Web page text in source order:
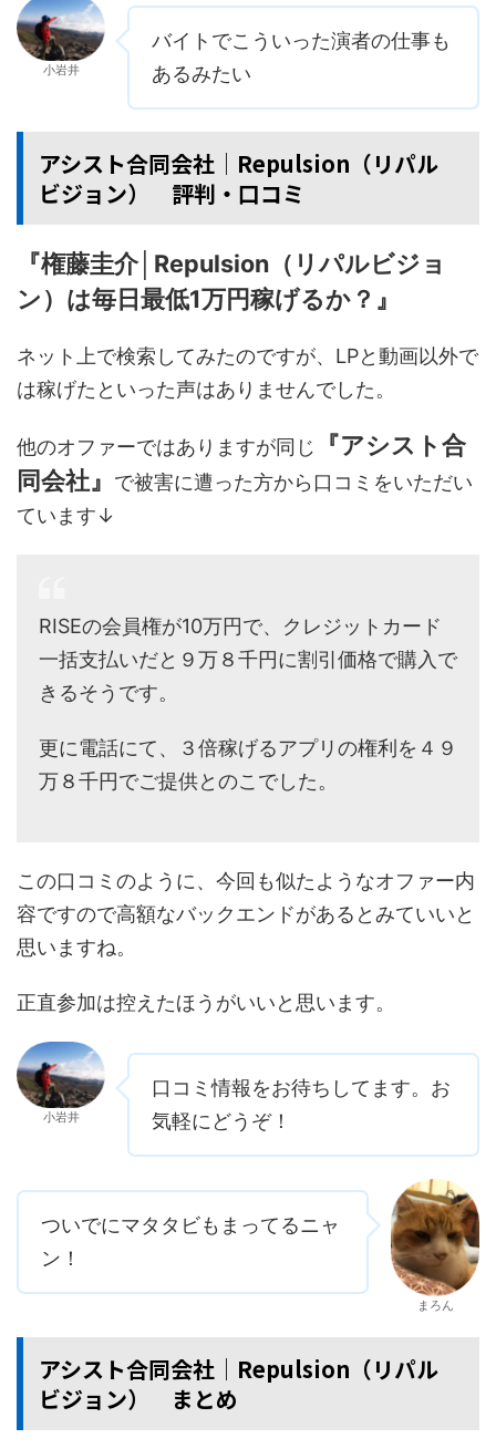
小岩井
バイトでこういった演者の仕事も
あるみたい
アシスト合同会社│Repulsion（リパル
ビジョン） 評判・口コミ
『権藤圭介│Repulsion（リパルビジョ
ン）は毎日最低1万円稼げるか？』
ネット上で検索してみたのですが、LPと動画以外で
は稼げたといった声はありませんでした。
他のオファーではありますが同じ
『アシスト合
同会社』
で被害に遭った方から口コミをいただい
ています↓
RISEの会員権が10万円で、クレジットカード
一括支払いだと９万８千円に割引価格で購入で
きるそうです。
更に電話にて、３倍稼げるアプリの権利を４９
万８千円でご提供とのこでした。
この口コミのように、今回も似たようなオファー内
容ですので高額なバックエンドがあるとみていいと
思いますね。
正直参加は控えたほうがいいと思います。
小岩井
口コミ情報をお待ちしてます。お
気軽にどうぞ！
ついでにマタタビもまってるニャ
ン！
まろん
アシスト合同会社│Repulsion（リパル
ビジョン） まとめ